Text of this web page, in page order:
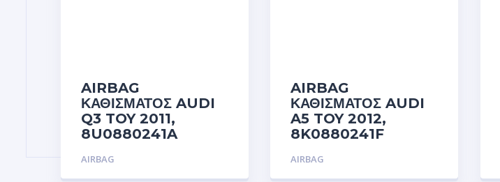
AIRBAG
ΚΑΘΙΣΜΑΤΟΣ AUDI
Q3 TOY 2011,
8U0880241A
AIRBAG
AIRBAG
ΚΑΘΙΣΜΑΤΟΣ AUDI
A5 TOY 2012,
8K0880241F
AIRBAG